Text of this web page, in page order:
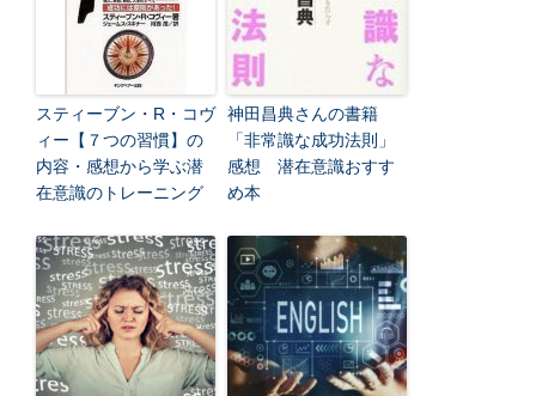
スティーブン・R・コヴ
ィー【７つの習慣】の
内容・感想から学ぶ潜
在意識のトレーニング
神田昌典さんの書籍
「非常識な成功法則」
感想 潜在意識おすす
め本